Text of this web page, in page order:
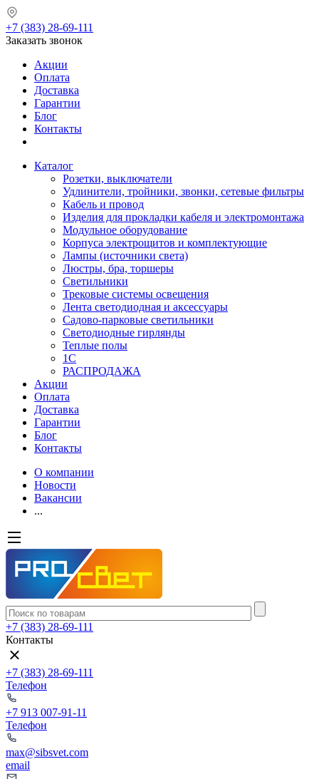
+7 (383) 28-69-111
Заказать звонок
Акции
Оплата
Доставка
Гарантии
Блог
Контакты
Каталог
Розетки, выключатели
Удлинители, тройники, звонки, сетевые фильтры
Кабель и провод
Изделия для прокладки кабеля и электромонтажа
Модульное оборудование
Корпуса электрощитов и комплектующие
Лампы (источники света)
Люстры, бра, торшеры
Светильники
Трековые системы освещения
Лента светодиодная и аксессуары
Садово-парковые светильники
Светодиодные гирлянды
Теплые полы
1С
РАСПРОДАЖА
Акции
Оплата
Доставка
Гарантии
Блог
Контакты
О компании
Новости
Вакансии
...
+7 (383) 28-69-111
Контакты
+7 (383) 28-69-111
Телефон
+7 913 007-91-11
Телефон
max@sibsvet.com
email